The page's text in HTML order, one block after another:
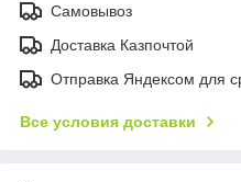
Самовывоз
Доставка Казпочтой
Отправка Яндексом для
Все условия доставки